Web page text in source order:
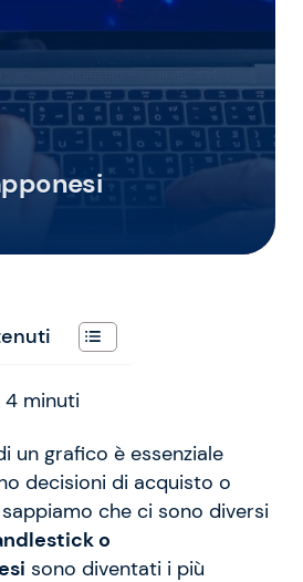
4 minuti
un grafico è essenziale
decisioni di acquisto o
che ci sono diversi
o
sono diventati i più